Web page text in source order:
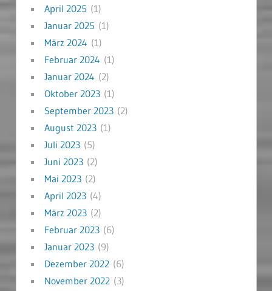
April 2025 (1)
Januar 2025 (1)
März 2024 (1)
Februar 2024 (1)
Januar 2024 (2)
Oktober 2023(1)
September 2023(2)
August 2023(1)
Juli 2023(5)
Juni 2023(2)
Mai 2023(2)
April 2023(4)
März 2023(2)
Februar 2023(6)
Januar 2023(9)
Dezember 2022(6)
November 2022(3)